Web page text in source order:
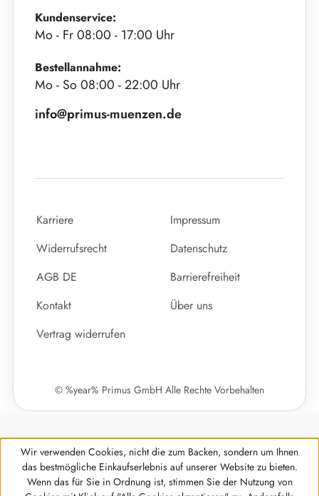
Kundenservice:
Mo - Fr 08:00 - 17:00 Uhr
Bestellannahme:
Mo - So 08:00 - 22:00 Uhr
info@primus-muenzen.de
Karriere
Impressum
Widerrufsrecht
Datenschutz
AGB DE
Barrierefreiheit
Kontakt
Über uns
Vertrag widerrufen
© %year% Primus GmbH Alle Rechte Vorbehalten
Wir verwenden Cookies, nicht die zum Backen, sondern um Ihnen
das bestmögliche Einkaufserlebnis auf unserer Website zu bieten.
Wenn das für Sie in Ordnung ist, stimmen Sie der Nutzung von